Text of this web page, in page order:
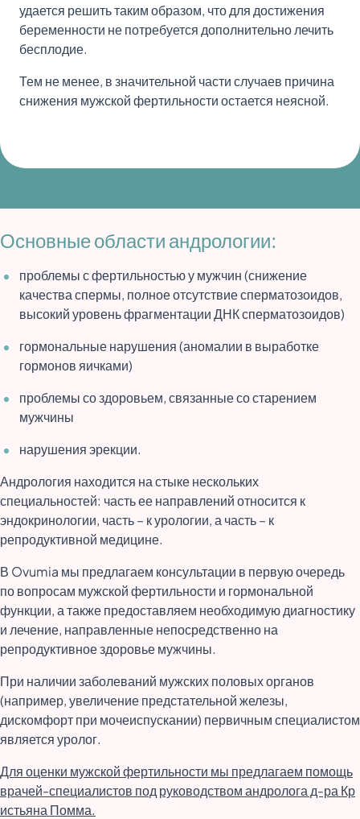
удается решить таким образом, что для достижения
беременности не потребуется дополнительно лечить
бесплодие.
Тем не менее, в значительной части случаев причина
снижения мужской фертильности остается неясной.
Основные области андрологии:
проблемы с фертильностью у мужчин (снижение
качества спермы, полное отсутствие сперматозоидов,
высокий уровень фрагментации ДНК сперматозоидов)
гормональные нарушения (аномалии в выработке
гормонов яичками)
проблемы со здоровьем, связанные со старением
мужчины
нарушения эрекции.
Андрология находится на стыке нескольких
специальностей: часть ее направлений относится к
эндокринологии, часть – к урологии, а часть – к
репродуктивной медицине.
В Ovumia мы предлагаем консультации в первую очередь
по вопросам мужской фертильности и гормональной
функции, а также предоставляем необходимую диагностику
и лечение, направленные непосредственно на
репродуктивное здоровье мужчины.
При наличии заболеваний мужских половых органов
(например, увеличение предстательной железы,
дискомфорт при мочеиспускании) первичным специалистом
является уролог.
Для оценки мужской фертильности мы предлагаем помощь
врачей-специалистов под руководством андролога д-ра Кр
истьяна Помма.